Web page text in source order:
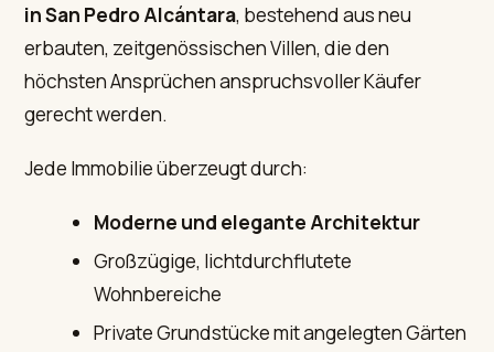
in San Pedro Alcántara, bestehend aus neu
erbauten, zeitgenössischen Villen, die den
höchsten Ansprüchen anspruchsvoller Käufer
gerecht werden.
Jede Immobilie überzeugt durch:
Moderne und elegante Architektur
Großzügige, lichtdurchflutete
Wohnbereiche
Private Grundstücke mit angelegten Gärten